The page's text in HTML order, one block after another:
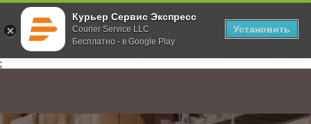
Курьер Сервис Экспресс
Courier Service LLC
Бесплатно - в Google Play
Установить
;
Главная О компании Новости Oborot.ru: Каких специалистов не